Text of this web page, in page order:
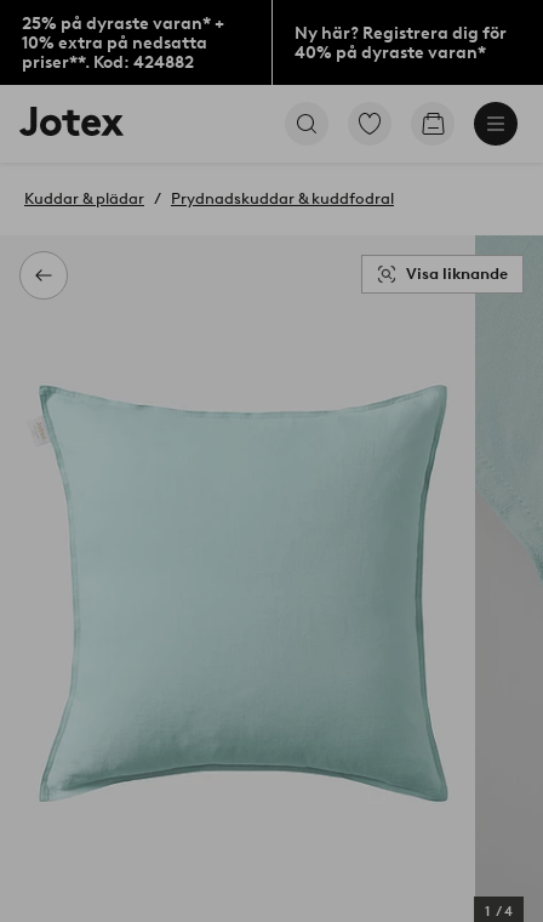
25% på dyraste varan* +
10% extra på nedsatta
priser**. Kod: 424882
Ny här? Registrera dig för
40% på dyraste varan*
Jotex
logotyp
till
Gå
produkter
Gå
Tillbaka
Kuddar & plädar Prydnadskuddar & kuddfodral
1 /4
Visa liknande